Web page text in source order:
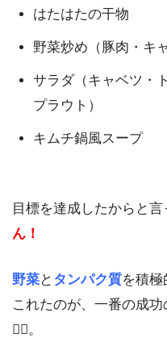
はたはたの干物
野菜炒め（豚肉・キ
サラダ（キャベツ・
プラウト）
キムチ鍋風スープ
目標を達成したからと言
ん！
野菜と タンパク質を積
これたのが、一番の成
☝🏼。